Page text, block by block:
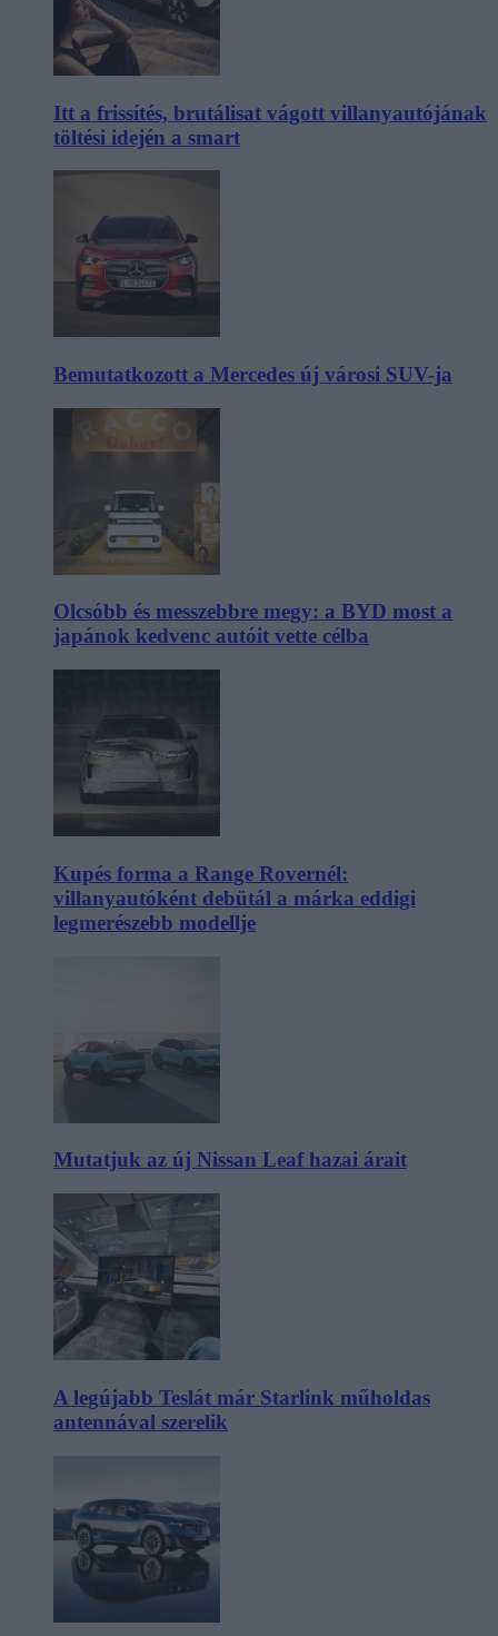
Itt a frissítés, brutálisat vágott villanyautójának
töltési idején a smart
Bemutatkozott a Mercedes új városi SUV-ja
Olcsóbb és messzebbre megy: a BYD most a
japánok kedvenc autóit vette célba
Kupés forma a Range Rovernél:
villanyautóként debütál a márka eddigi
legmerészebb modellje
Mutatjuk az új Nissan Leaf hazai árait
A legújabb Teslát már Starlink műholdas
antennával szerelik